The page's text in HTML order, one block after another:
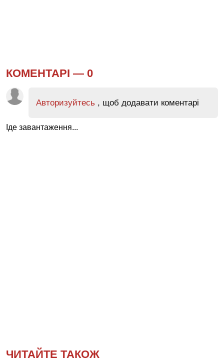
КОМЕНТАРІ — 0
Авторизуйтесь , щоб додавати коментарі
Іде завантаження...
ЧИТАЙТЕ ТАКОЖ